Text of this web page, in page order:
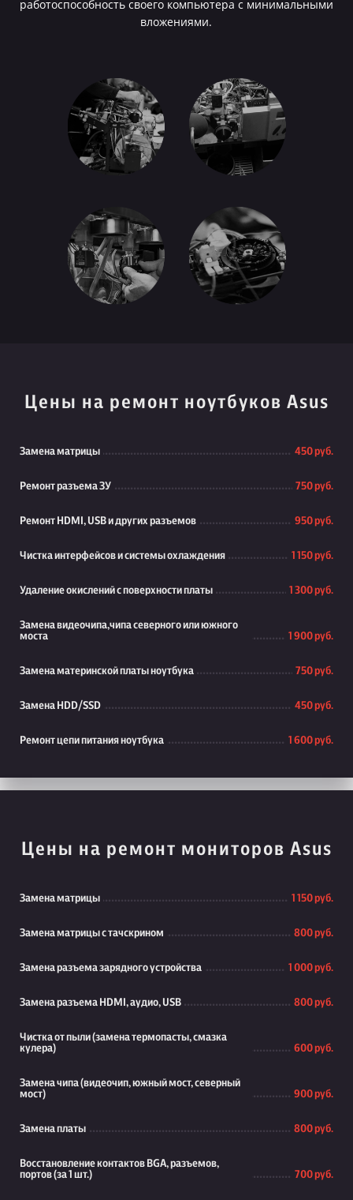
работоспособность своего компьютера с минимальными
вложениями.
Цены на ремонт ноутбуков Asus
Замена матрицы 450 руб.
Ремонт разъема ЗУ 750 руб.
Ремонт HDMI, USB и других разъемов 950 руб.
Чистка интерфейсов и системы охлаждения 1 150 руб.
Удаление окислений с поверхности платы 1 300 руб.
Замена видеочипа,чипа северного или южного
моста
1 900 руб.
Замена материнской платы ноутбука 750 руб.
Замена HDD/SSD 450 руб.
Ремонт цепи питания ноутбука 1 600 руб.
Цены на ремонт мониторов Asus
Замена матрицы 1 150 руб.
Замена матрицы с тачскрином 800 руб.
Замена разъема зарядного устройства 1 000 руб.
Замена разъема HDMI, аудио, USB 800 руб.
Чистка от пыли (замена термопасты, смазка
кулера)
600 руб.
Замена чипа (видеочип, южный мост, северный
мост)
900 руб.
Замена платы 800 руб.
Восстановление контактов BGA, разъемов,
портов (за 1 шт.)
700 руб.